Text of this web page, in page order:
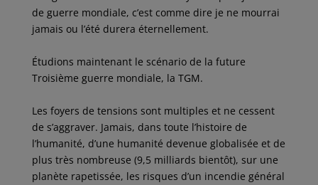
de guerre mondiale, c’est comme dire je ne mourrai
jamais ou l’été durera éternellement.
Étudions maintenant le scénario de la future
Troisième guerre mondiale, la TGM.
Les foyers de tensions sont multiples et ne cessent
de s’aggraver. Jamais, dans toute l’histoire de
l’humanité, d’une humanité devenue globalisée et de
plus très nombreuse (9,5 milliards bientôt), sur une
planète rapetissée, les risques d’un incendie général